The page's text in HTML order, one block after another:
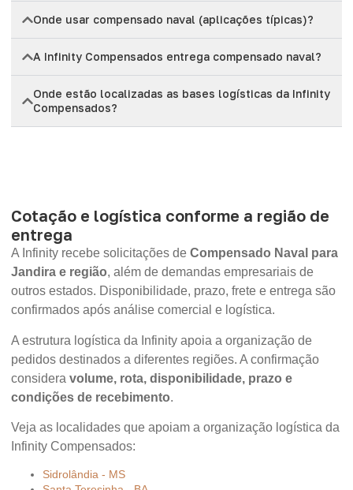
Onde usar compensado naval (aplicações típicas)?
A Infinity Compensados entrega compensado naval?
Onde estão localizadas as bases logísticas da Infinity
Compensados?
Cotação e logística conforme a região de
entrega
A Infinity recebe solicitações de Compensado Naval para
Jandira e região, além de demandas empresariais de
outros estados. Disponibilidade, prazo, frete e entrega são
confirmados após análise comercial e logística.
A estrutura logística da Infinity apoia a organização de
pedidos destinados a diferentes regiões. A confirmação
considera volume, rota, disponibilidade, prazo e
condições de recebimento.
Veja as localidades que apoiam a organização logística da
Infinity Compensados:
Sidrolândia - MS